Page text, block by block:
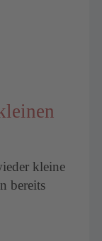
kleine
bereits